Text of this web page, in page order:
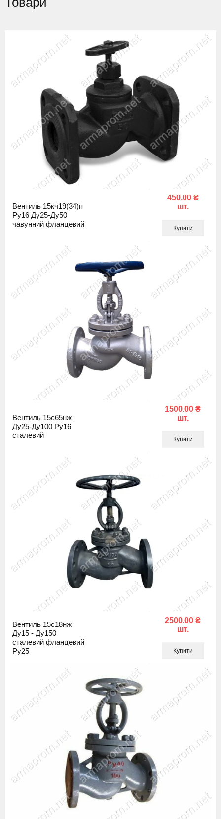
Вентиль 15кч19(34)п
Ру16 Ду25-Ду50
чавунний фланцевий
450.00 ₴
шт.
Купити
Вентиль 15с65нж
Ду25-Ду100 Ру16
сталевий
1500.00 ₴
шт.
Купити
Вентиль 15с18нж
Ду15 - Ду150
сталевий фланцевий
Ру25
2500.00 ₴
шт.
Купити